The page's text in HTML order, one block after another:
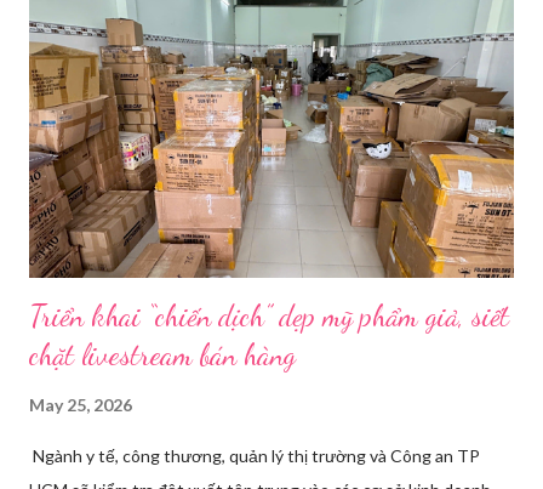
đèn chiếu ngược sáng bật lên. Một chiếc điện thoại được gắn cố
định. Cả ba người vào vị trí. Wu đã chuẩn bị sẵn lời thoại và trao
đổi trước cách diễn đạt với ông và mẹ, thậm chí còn bàn xem
dùng từ nào trong phương ngữ Thượng Hải nghe tự nhiên nhất
trên camera. Ông cô nhăn mặt khi nghe giải thích về Thế vận
hội Mùa đông. “Người già như tụi ông không hiểu mấy cái này...
Triển khai “chiến dịch” dẹp mỹ phẩm giả, siết
chặt livestream bán hàng
May 25, 2026
Ngành y tế, công thương, quản lý thị trường và Công an TP